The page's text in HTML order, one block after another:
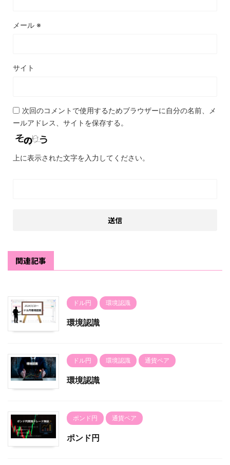
メール ※
サイト
次回のコメントで使用するためブラウザーに自分の名前、メ
ールアドレス、サイトを保存する。
上に表示された文字を入力してください。
関連記事
ドル円 環境認識
環境認識
ドル円 環境認識 通貨ペア
環境認識
ポンド円 通貨ペア
ポンド円